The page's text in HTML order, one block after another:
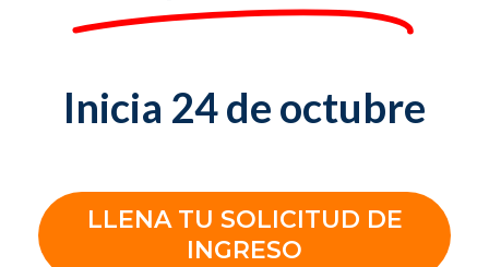
Inicia 24 de octubre
LLENA TU SOLICITUD DE
INGRESO